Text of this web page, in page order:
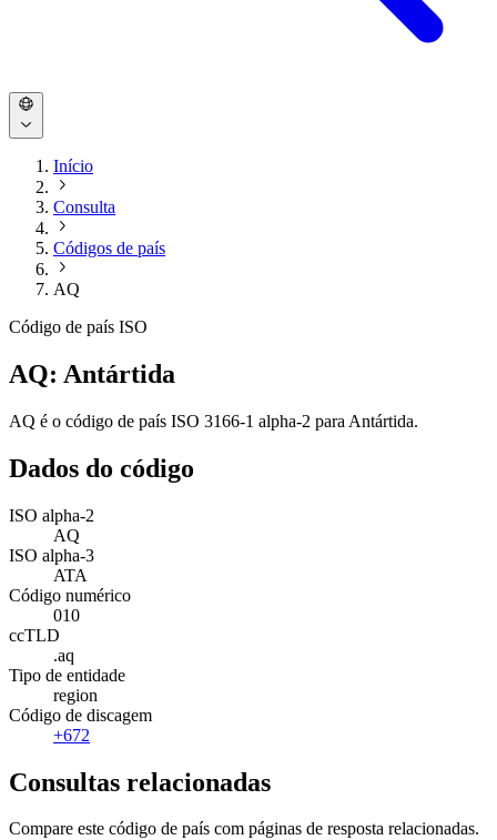
Início
Consulta
Códigos de país
AQ
Código de país ISO
AQ: Antártida
AQ é o código de país ISO 3166-1 alpha-2 para Antártida.
Dados do código
ISO alpha-2
AQ
ISO alpha-3
ATA
Código numérico
010
ccTLD
.aq
Tipo de entidade
region
Código de discagem
+672
Consultas relacionadas
Compare este código de país com páginas de resposta relacionadas.